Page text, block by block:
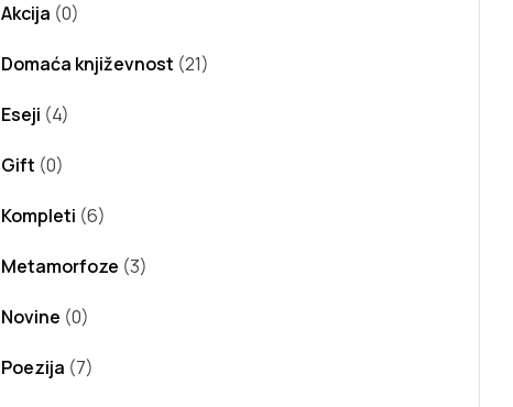
Akcija (0)
Domaća književnost (21)
Eseji (4)
Gift (0)
Kompleti (6)
Metamorfoze (3)
Novine (0)
Poezija (7)